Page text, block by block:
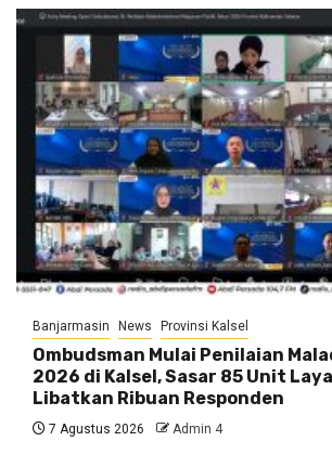
Banjarmasin News Provinsi Kalsel
Ombudsman Mulai Penilaian
2026 di Kalsel, Sasar 85 Unit
Libatkan Ribuan Responden
7 Agustus 2026 Admin 4